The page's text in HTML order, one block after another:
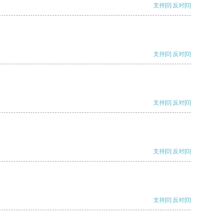
支持[0] 反对[0]
支持[0] 反对[0]
支持[0] 反对[0]
支持[0] 反对[0]
支持[0] 反对[0]